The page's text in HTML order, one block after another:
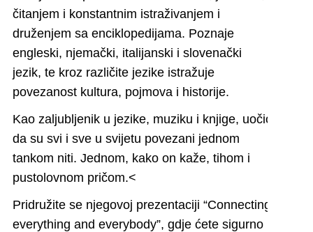
čitanjem i konstantnim istraživanjem i
druženjem sa enciklopedijama. Poznaje
engleski, njemački, italijanski i slovenački
jezik, te kroz različite jezike istražuje
povezanost kultura, pojmova i historije.
Kao zaljubljenik u jezike, muziku i knjige, uočio
da su svi i sve u svijetu povezani jednom
tankom niti. Jednom, kako on kaže, tihom i
pustolovnom pričom.<
Pridružite se njegovoj prezentaciji “Connecting
everything and everybody”, gdje ćete sigurno